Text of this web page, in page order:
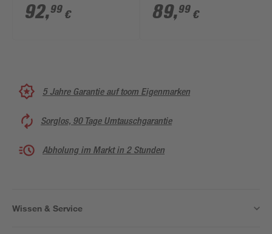
16,7 cm
92,99 €
edelstahlfarben
89,99 €
5 Jahre Garantie auf toom Eigenmarken
Sorglos, 90 Tage Umtauschgarantie
Abholung im Markt in 2 Stunden
Wissen & Service